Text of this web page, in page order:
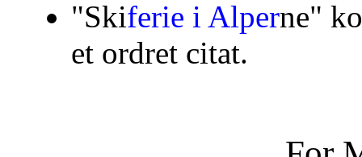
"Skiferie i Alperne"
et ordret citat.